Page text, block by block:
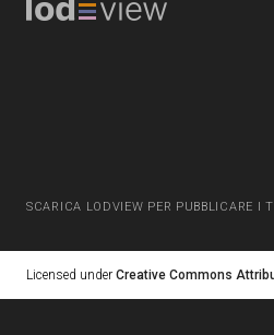
SCARICA LODVIEW PER PUBBLICARE I
Licensed under Creative Commons